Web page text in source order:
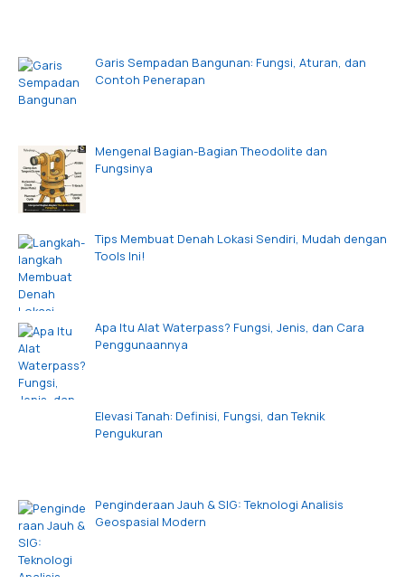
Garis Sempadan Bangunan: Fungsi, Aturan, dan
Contoh Penerapan
Mengenal Bagian-Bagian Theodolite dan
Fungsinya
Tips Membuat Denah Lokasi Sendiri, Mudah dengan
Tools Ini!
Apa Itu Alat Waterpass? Fungsi, Jenis, dan Cara
Penggunaannya
Elevasi Tanah: Definisi, Fungsi, dan Teknik
Pengukuran
Penginderaan Jauh & SIG: Teknologi Analisis
Geospasial Modern